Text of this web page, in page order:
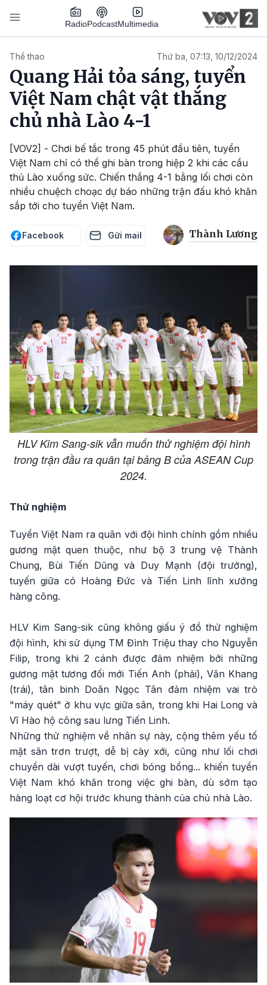
Nhảy đến nội dung
RadioPodcastMultimedia
Thể thao Thứ ba, 07:13, 10/12/2024
Quang Hải tỏa sáng, tuyển
Việt Nam chật vật thắng
chủ nhà Lào 4-1
[VOV2] - Chơi bế tắc trong 45 phút đầu tiên, tuyển
Việt Nam chỉ có thể ghi bàn trong hiệp 2 khi các cầu
thủ Lào xuống sức. Chiến thắng 4-1 bằng lối chơi còn
nhiều chuệch choạc dự báo những trận đấu khó khăn
sắp tới cho tuyển Việt Nam.
Facebook Gửi mail Thành Lương
HLV Kim Sang-sik vẫn muốn thử nghiệm đội hình
trong trận đầu ra quân tại bảng B của ASEAN Cup
2024.
Thử nghiệm
Tuyển Việt Nam ra quân với đội hình chính gồm nhiều
gương mặt quen thuộc, như bộ 3 trung vệ Thành
Chung, Bùi Tiến Dũng và Duy Mạnh (đội trưởng),
tuyến giữa có Hoàng Đức và Tiến Linh lĩnh xướng
hàng công.
HLV Kim Sang-sik cũng không giấu ý đồ thử nghiệm
đội hình, khi sử dụng TM Đình Triệu thay cho Nguyễn
Filip, trong khi 2 cánh được đảm nhiệm bởi những
gương mặt tương đối mới Tiến Anh (phải), Văn Khang
(trái), tân binh Doãn Ngọc Tân đảm nhiệm vai trò
"máy quét" ở khu vực giữa sân, trong khi Hai Long và
Vĩ Hào hộ công sau lưng Tiến Linh.
Những thử nghiệm về nhân sự này, cộng thêm yếu tố
mặt sân trơn trượt, dễ bị cày xới, cũng như lối chơi
chuyền dài vượt tuyến, chơi bóng bổng... khiến tuyển
Việt Nam khó khăn trong việc ghi bàn, dù sớm tạo
hàng loạt cơ hội trước khung thành của chủ nhà Lào.